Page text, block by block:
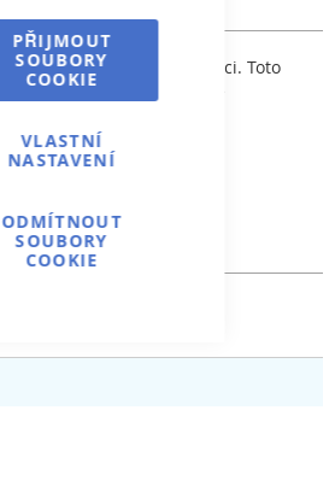
PŘIJMOUT
SOUBORY
COOKIE
VLASTNÍ
NASTAVENÍ
ODMÍTNOUT
SOUBORY
COOKIE
je umístěno v el. krabici. Toto
pro jakákoli čerpadla dle